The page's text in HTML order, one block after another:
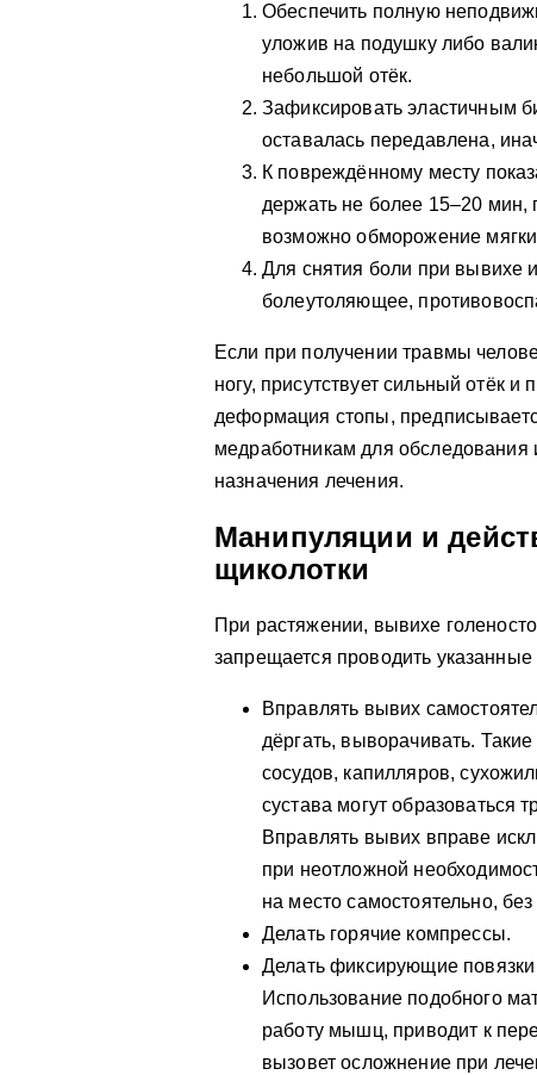
Обеспечить полную
уложив на подушку либо
небольшой отёк.
Зафиксировать эластичным
оставалась передавлена,
К повреждённому месту
держать не более 15–20 мин,
возможно обморожение
Для снятия боли при вывихе
болеутоляющее,
Если при получении травмы
ногу, присутствует сильный отёк
деформация стопы,
медработникам для обследования
назначения лечения.
Манипуляции и
щиколотки
При растяжении, вывихе
запрещается проводить указанные
Вправлять вывих
дёргать, выворачивать.
сосудов, капилляров,
сустава могут
Вправлять вывих вправе
при неотложной
на место самостоятельно,
Делать горячие компрессы.
Делать фиксирующие
Использование подобного
работу мышц, приводит к
вызовет осложнение при